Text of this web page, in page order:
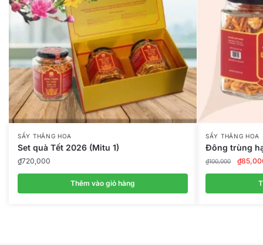
SẤY THĂNG HOA
Set quà Tết 2026 (Mitu 1)
₫720,000
Thêm vào giỏ hàng
SẤY THĂNG HOA
Đông trùng
₫100,000
Giá
₫